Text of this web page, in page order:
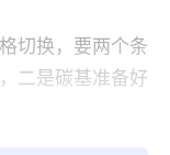
切换，要两个条
二是碳基准备好